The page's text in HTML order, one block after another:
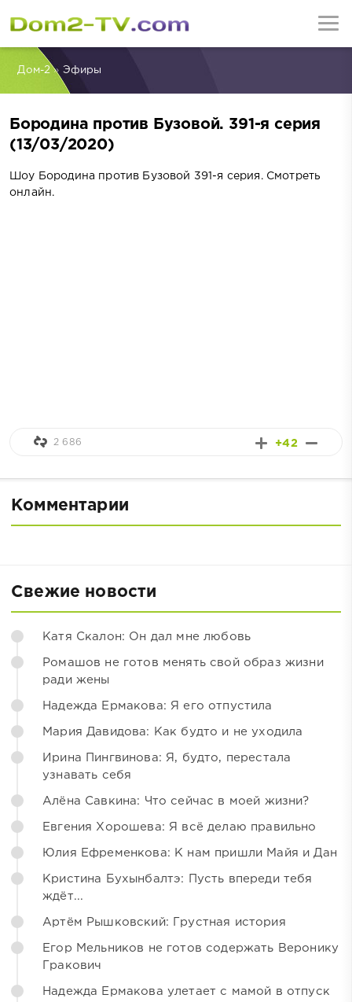
Дом-2» Эфиры
Бородина против Бузовой. 391-я серия
(13/03/2020)
Шоу Бородина против Бузовой 391-я серия. Смотреть
онлайн.
+42
2 686
Комментарии
Свежие новости
Катя Скалон: Он дал мне любовь
Ромашов не готов менять свой образ жизни
ради жены
Надежда Ермакова: Я его отпустила
Мария Давидова: Как будто и не уходила
Ирина Пингвинова: Я, будто, перестала
узнавать себя
Алёна Савкина: Что сейчас в моей жизни?
Евгения Хорошева: Я всё делаю правильно
Юлия Ефременкова: К нам пришли Майя и Дан
Кристина Бухынбалтэ: Пусть впереди тебя
ждёт...
Артём Рышковский: Грустная история
Егор Мельников не готов содержать Веронику
Гракович
Надежда Ермакова улетает с мамой в отпуск